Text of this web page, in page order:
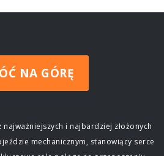
NA GÓRĘ
i najbardziej złożonych
mechanicznym, stanowiący serce